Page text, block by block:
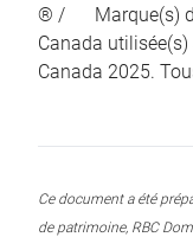
® /
Marque(s)
Canada
Canada 2025.
Ce document a été
de patrimoine, RBC